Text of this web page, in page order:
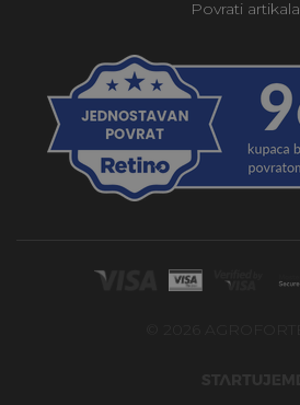
Povrati artikala